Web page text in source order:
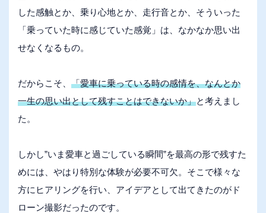
した感触とか、乗り心地とか、走行音とか、そういった
「乗っていた時に感じていた感覚」は、なかなか思い出
せなくなるもの。
だからこそ、 「愛車に乗っている時の感情を、なんとか
一生の思い出として残すことはできないか」と考えまし
た。
しかし”いま愛車と過ごしている瞬間”を最高の形で残すた
めには、やはり特別な体験が必要不可欠。そこで様々な
方にヒアリングを行い、アイデアとして出てきたのがド
ローン撮影だったのです。